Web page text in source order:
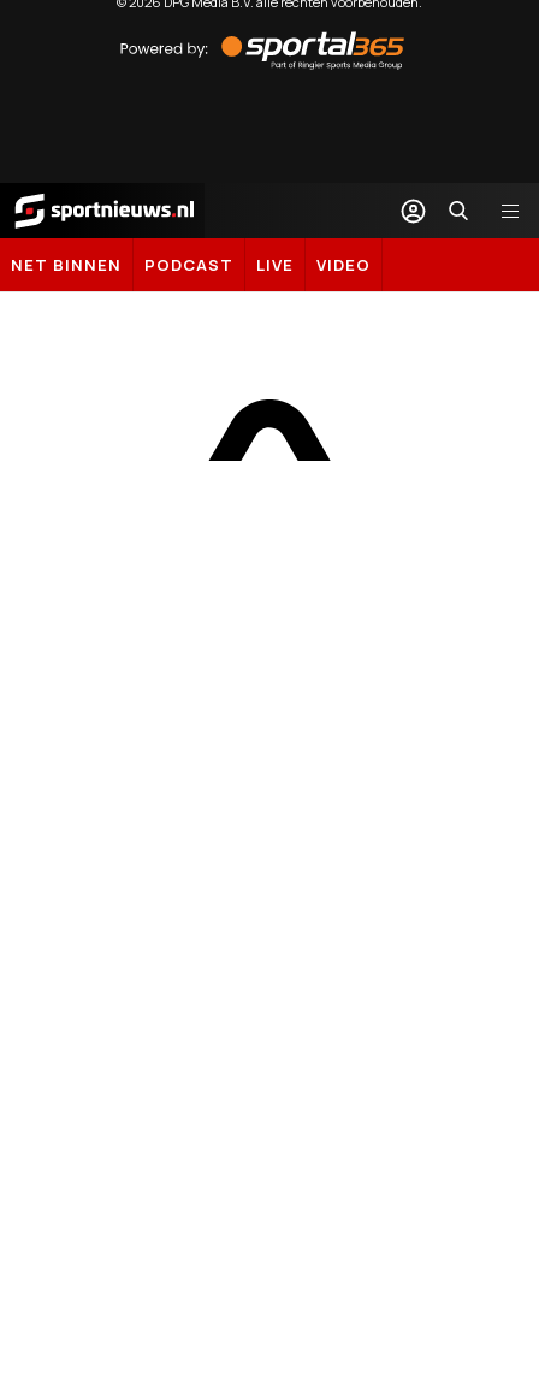
by
Sportal365
Sportnieuws.nl
NET BINNEN PODCAST LIVE VIDEO